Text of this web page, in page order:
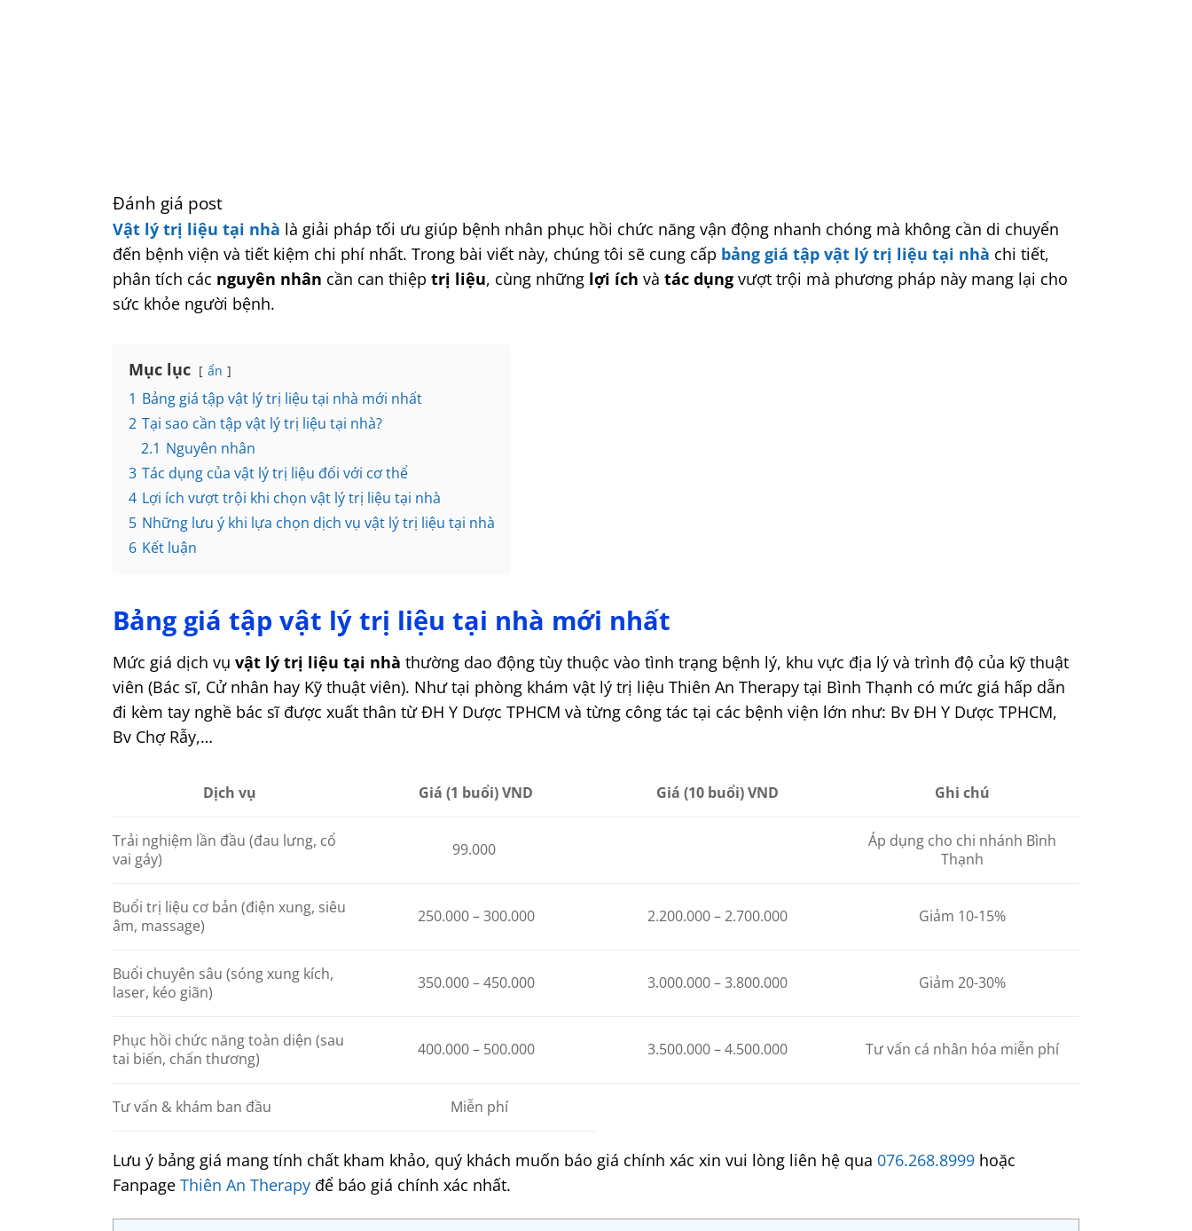
Đánh giá post
Vật lý trị liệu tại nhà là giải pháp tối ưu giúp bệnh nhân phục hồi chức năng vận động nhanh chóng mà không cần di chuyển
đến bệnh viện và tiết kiệm chi phí nhất. Trong bài viết này, chúng tôi sẽ cung cấp bảng giá tập vật lý trị liệu tại nhà chi tiết,
phân tích các nguyên nhân cần can thiệp trị liệu, cùng những lợi ích và tác dụng vượt trội mà phương pháp này mang lại cho
sức khỏe người bệnh.
Mục lục ẩn
1 Bảng giá tập vật lý trị liệu tại nhà mới nhất
2 Tại sao cần tập vật lý trị liệu tại nhà?
2.1 Nguyên nhân
3 Tác dụng của vật lý trị liệu đối với cơ thể
4 Lợi ích vượt trội khi chọn vật lý trị liệu tại nhà
5 Những lưu ý khi lựa chọn dịch vụ vật lý trị liệu tại nhà
6 Kết luận
Bảng giá tập vật lý trị liệu tại nhà mới nhất
Mức giá dịch vụ vật lý trị liệu tại nhà thường dao động tùy thuộc vào tình trạng bệnh lý, khu vực địa lý và trình độ của kỹ thuật
viên (Bác sĩ, Cử nhân hay Kỹ thuật viên). Như tại phòng khám vật lý trị liệu Thiên An Therapy tại Bình Thạnh có mức giá hấp dẫn
đi kèm tay nghề bác sĩ được xuất thân từ ĐH Y Dược TPHCM và từng công tác tại các bệnh viện lớn như: Bv ĐH Y Dược TPHCM,
Bv Chợ Rẫy,…
Dịch vụ Giá (1 buổi) VND Giá (10 buổi) VND Ghi chú
Trải nghiệm lần đầu (đau lưng, cổ
vai gáy)
99.000
Áp dụng cho chi nhánh Bình
Thạnh
Buổi trị liệu cơ bản (điện xung, siêu
âm, massage)
250.000 – 300.000 2.200.000 – 2.700.000 Giảm 10-15%
Buổi chuyên sâu (sóng xung kích,
laser, kéo giãn)
350.000 – 450.000 3.000.000 – 3.800.000 Giảm 20-30%
Phục hồi chức năng toàn diện (sau
tai biến, chấn thương)
400.000 – 500.000 3.500.000 – 4.500.000 Tư vấn cá nhân hóa miễn phí
Tư vấn & khám ban đầu Miễn phí
Lưu ý bảng giá mang tính chất kham khảo, quý khách muốn báo giá chính xác xin vui lòng liên hệ qua 076.268.8999 hoặc
Fanpage Thiên An Therapy để báo giá chính xác nhất.